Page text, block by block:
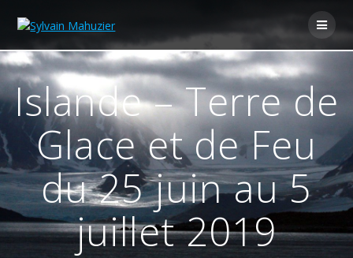
content
Islande – Terre de
Glace et de Feu
du 25 juin au 5
juillet 2019